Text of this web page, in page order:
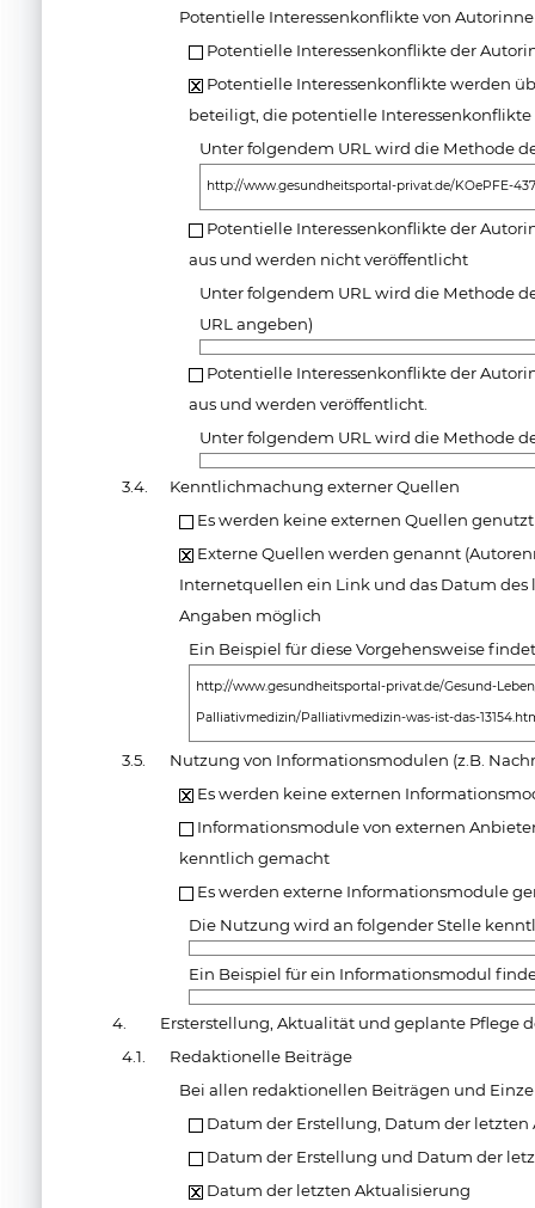
Potentielle Interessenkonflikte von
Potentielle Interessenkonflikte der
Potentielle Interessenkonflikte werden
beteiligt, die potentielle Interessenkonflikte
Unter folgendem URL wird die Methode
http://www.gesundheitsportal-privat.de/KOePFE-
Potentielle Interessenkonflikte der
aus und werden nicht veröffentlicht
Unter folgendem URL wird die Methode
URL angeben)
Potentielle Interessenkonflikte der
aus und werden veröffentlicht.
Unter folgendem URL wird die Methode
3.4.
Kenntlichmachung externer Quellen
Es werden keine externen Quellen genutzt
Externe Quellen werden genannt
Internetquellen ein Link und das Datum des
Angaben möglich
Ein Beispiel für diese Vorgehensweise
http://www.gesundheitsportal-privat.de/Gesund-
Palliativmedizin/Palliativmedizin-was-ist-das-
3.5.
Nutzung von Informationsmodulen (z.B.
Es werden keine externen
Informationsmodule von externen
kenntlich gemacht
Es werden externe Informationsmodule
Die Nutzung wird an folgender Stelle
Ein Beispiel für ein Informationsmodul
4.
Ersterstellung, Aktualität und geplante Pflege
4.1.
Redaktionelle Beiträge
Bei allen redaktionellen Beiträgen und
Datum der Erstellung, Datum der
Datum der Erstellung und Datum der
Datum der letzten Aktualisierung